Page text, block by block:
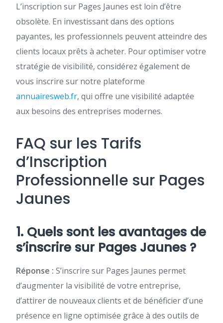
L’inscription sur Pages Jaunes est loin d’être
obsolète. En investissant dans des options
payantes, les professionnels peuvent atteindre des
clients locaux prêts à acheter. Pour optimiser votre
stratégie de visibilité, considérez également de
vous inscrire sur notre plateforme
annuairesweb.fr, qui offre une visibilité adaptée
aux besoins des entreprises modernes.
FAQ sur les Tarifs
d’Inscription
Professionnelle sur Pages
Jaunes
1. Quels sont les avantages de
s’inscrire sur Pages Jaunes ?
Réponse : S’inscrire sur Pages Jaunes permet
d’augmenter la visibilité de votre entreprise,
d’attirer de nouveaux clients et de bénéficier d’une
présence en ligne optimisée grâce à des outils de